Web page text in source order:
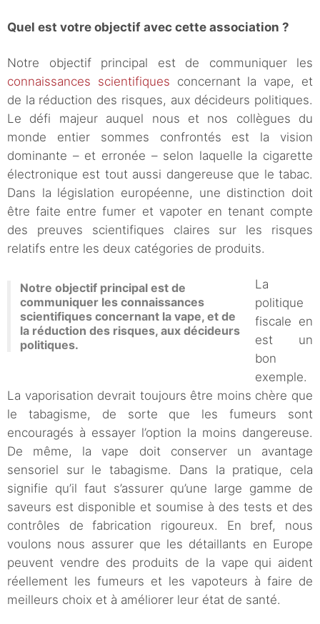
Quel est votre objectif avec cette association ?
Notre objectif principal est de communiquer les
connaissances scientifiques concernant la vape, et
de la réduction des risques, aux décideurs politiques.
Le défi majeur auquel nous et nos collègues du
monde entier sommes confrontés est la vision
dominante – et erronée – selon laquelle la cigarette
électronique est tout aussi dangereuse que le tabac.
Dans la législation européenne, une distinction doit
être faite entre fumer et vapoter en tenant compte
des preuves scientifiques claires sur les risques
relatifs entre les deux catégories de produits.
Notre objectif principal est de
communiquer les connaissances
scientifiques concernant la vape, et de
la réduction des risques, aux décideurs
politiques.
La
politique
fiscale en
est un
bon
exemple.
La vaporisation devrait toujours être moins chère que
le tabagisme, de sorte que les fumeurs sont
encouragés à essayer l’option la moins dangereuse.
De même, la vape doit conserver un avantage
sensoriel sur le tabagisme. Dans la pratique, cela
signifie qu’il faut s’assurer qu’une large gamme de
saveurs est disponible et soumise à des tests et des
contrôles de fabrication rigoureux. En bref, nous
voulons nous assurer que les détaillants en Europe
peuvent vendre des produits de la vape qui aident
réellement les fumeurs et les vapoteurs à faire de
meilleurs choix et à améliorer leur état de santé.